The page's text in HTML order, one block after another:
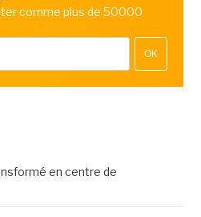
comme plus de 50000
OK
en centre de